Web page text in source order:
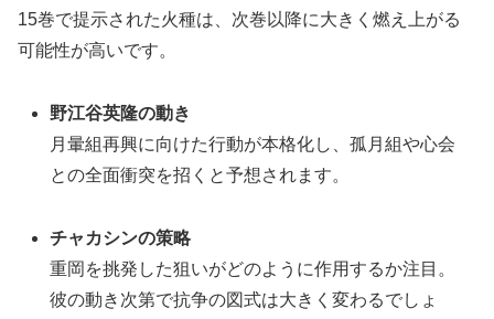
15巻で提示された火種は、次巻以降に大きく燃え上がる
可能性が高いです。
野江谷英隆の動き
月暈組再興に向けた行動が本格化し、孤月組や心会
との全面衝突を招くと予想されます。
チャカシンの策略
重岡を挑発した狙いがどのように作用するか注目。
彼の動き次第で抗争の図式は大きく変わるでしょ